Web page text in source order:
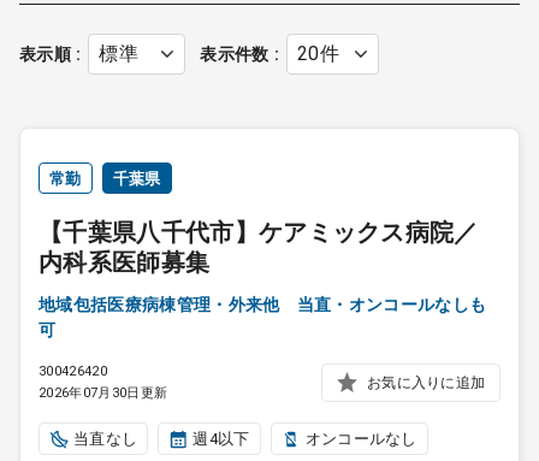
クリニック開業
採用をお考えの医療機関の方
表示順 表示件数
常勤 千葉県
【千葉県八千代市】ケアミックス病院／
内科系医師募集
地域包括医療病棟管理・外来他 当直・オンコールなしも
可
300426420
2026年07月30日更新
お気に入りに追加
当直なし 週4以下 オンコールなし